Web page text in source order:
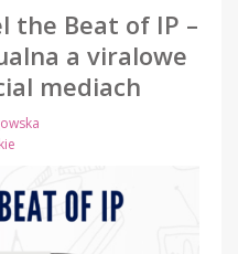
the Beat of IP –
a viralowe
mediach